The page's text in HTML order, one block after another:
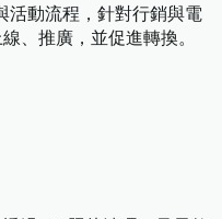
活動流程，針對行銷與電
、推廣，並促進轉換。